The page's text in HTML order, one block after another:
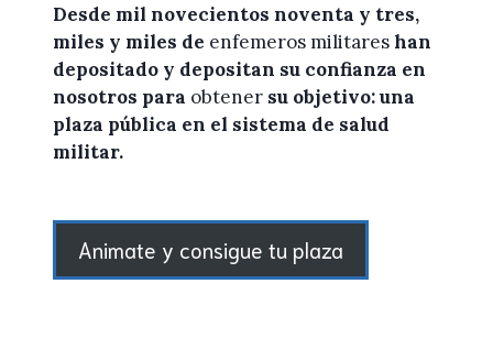
Desde mil novecientos noventa y tres,
miles y miles de enfemeros militareshan
depositado y depositan su confianza en
nosotros para obtener su objetivo: una
plaza pública en el sistema de salud
militar.
Animate y consigue tu plaza